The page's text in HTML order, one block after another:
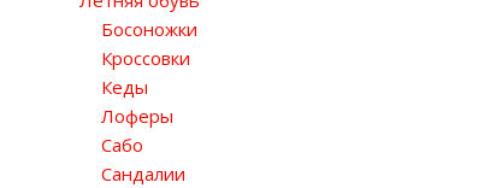
Босоножки
Кроссовки
Кеды
Лоферы
Сабо
Сандалии